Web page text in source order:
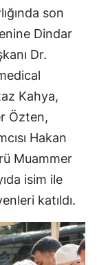
son
Dindar
Dr.
Kahya,
Özten,
Hakan
Muammer
isim ile
katıldı.